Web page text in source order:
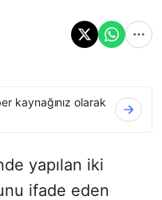
kaynağınız olarak
yapılan iki
ifade eden